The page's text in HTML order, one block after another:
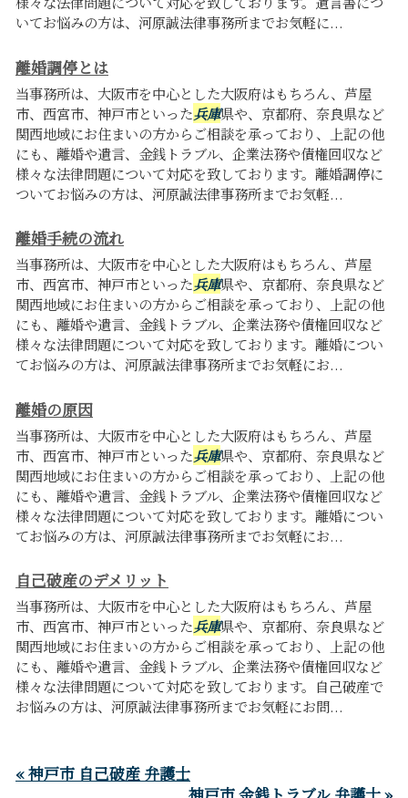
いてお悩みの方は、河原誠法律事務所までお気軽に...
離婚調停とは
当事務所は、大阪市を中心とした大阪府はもちろん、芦屋
市、西宮市、神戸市といった兵庫県や、京都府、奈良県など
関西地域にお住まいの方からご相談を承っており、上記の他
にも、離婚や遺言、金銭トラブル、企業法務や債権回収など
様々な法律問題について対応を致しております。離婚調停に
ついてお悩みの方は、河原誠法律事務所までお気軽...
離婚手続の流れ
当事務所は、大阪市を中心とした大阪府はもちろん、芦屋
市、西宮市、神戸市といった兵庫県や、京都府、奈良県など
関西地域にお住まいの方からご相談を承っており、上記の他
にも、離婚や遺言、金銭トラブル、企業法務や債権回収など
様々な法律問題について対応を致しております。離婚につい
てお悩みの方は、河原誠法律事務所までお気軽にお...
離婚の原因
当事務所は、大阪市を中心とした大阪府はもちろん、芦屋
市、西宮市、神戸市といった兵庫県や、京都府、奈良県など
関西地域にお住まいの方からご相談を承っており、上記の他
にも、離婚や遺言、金銭トラブル、企業法務や債権回収など
様々な法律問題について対応を致しております。離婚につい
てお悩みの方は、河原誠法律事務所までお気軽にお...
自己破産のデメリット
当事務所は、大阪市を中心とした大阪府はもちろん、芦屋
市、西宮市、神戸市といった兵庫県や、京都府、奈良県など
関西地域にお住まいの方からご相談を承っており、上記の他
にも、離婚や遺言、金銭トラブル、企業法務や債権回収など
様々な法律問題について対応を致しております。自己破産で
お悩みの方は、河原誠法律事務所までお気軽にお問...
« 神戸市 自己破産 弁護士